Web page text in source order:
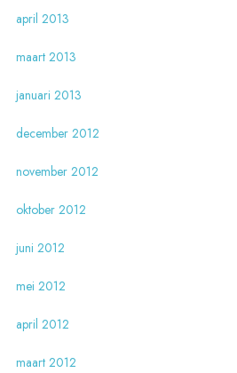
april 2013
maart 2013
januari 2013
december 2012
november 2012
oktober 2012
juni 2012
mei 2012
april 2012
maart 2012